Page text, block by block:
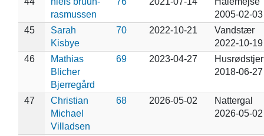
rasmussen
2005-02-03
45
Sarah
Kisbye
70 2022-10-21
Vandstær
2022-10-19
46
Mathias
Blicher
Bjerregård
69 2023-04-27
2018-06-27
47
Christian
Michael
Villadsen
68 2026-05-02
Nattergal
2026-05-02